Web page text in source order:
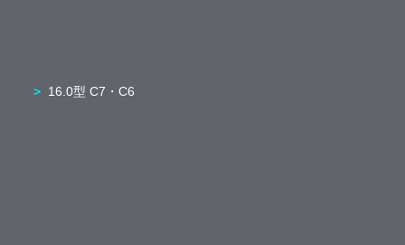
16.0型 C7・C6